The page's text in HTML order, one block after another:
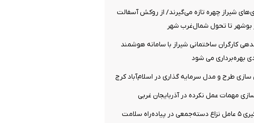
شیراز چهره تازه می‌گیرند/ از روکش آسفالت
بوشهر تا تحول شمال‌غرب شهر
کارگران ساختمانی شیراز با سامانه هوشمند
بهره‌برداری می شود
سازی طرح و مدل سرمایه گذاری در اسلام‌آباد کرج
مهمات عمل نکرده در آذربایجان غربی
دستگیری ۵ عامل نزاع دسته‌جمعی در پیاده‌راه سلامت